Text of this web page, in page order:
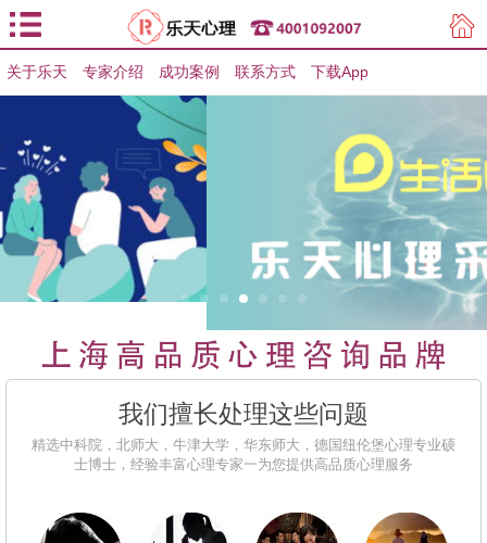
用户登录 用户注册
关于乐天 专家介绍 成功案例 联系方式 下载App
我们擅长处理这些问题
精选中科院，北师大，牛津大学，华东师大，德国纽伦堡心理专业硕
士博士，经验丰富心理专家一为您提供高品质心理服务